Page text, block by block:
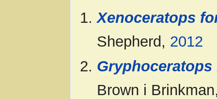
Xenoceratops
Shepherd, 2012
Brown i